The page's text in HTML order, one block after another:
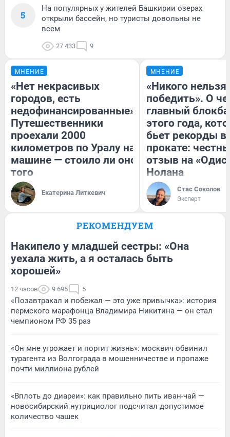
5
На популярных у жителей Башкирии озерах
открыли бассейн, но туристы довольны не
всем
27 433 9
МНЕНИЕ
«Нет некрасивых
городов, есть
недофинансированные».
Путешественники
проехали 2000
километров по Уралу на
машине — стоило ли оно
того
Екатерина Литкевич
МНЕНИЕ
«Никого нельзя
победить». О
главный
этого года,
бьет рекорды в
прокате:
отзыв на
Нолана
Стас Соколов
Эксперт
РЕКОМЕНДУЕМ
Накипело у младшей сестры: «Она
уехала жить, а я осталась быть
хорошей»
12 часов 9 695 5
«Позавтракал и побежал — это уже привычка»: история
пермского марафонца Владимира Никитина — он стал
чемпионом РФ 35 раз
«Он мне угрожает и портит жизнь»: москвич обвинил
турагента из Волгограда в мошенничестве и пропаже
почти миллиона рублей
«Вплоть до диареи»: как правильно пить иван-чай —
новосибирский нутрициолог подсчитал допустимое
количество чашек